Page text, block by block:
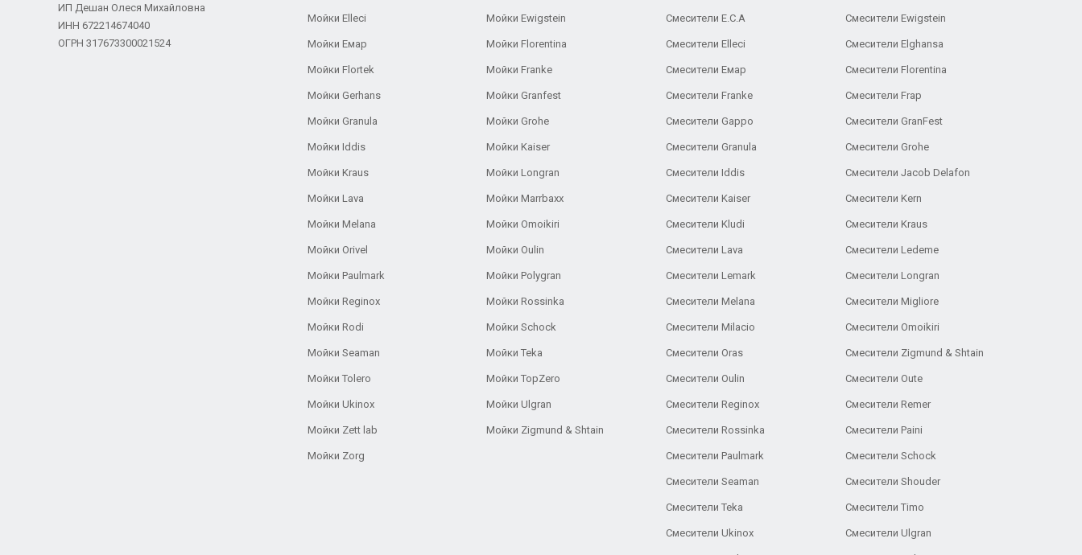
ИП Дешан Олеся Михайловна
ИНН 672214674040
ОГРН 317673300021524
Мойки Elleci Мойки Ewigstein
Мойки Емар Мойки Florentina
Мойки Flortek Мойки Franke
Мойки Gerhans Мойки Granfest
Мойки Granula Мойки Grohe
Мойки Iddis Мойки Kaiser
Мойки Kraus Мойки Longran
Мойки Lava Мойки Marrbaxx
Мойки Melana Мойки Omoikiri
Мойки Orivel Мойки Oulin
Мойки Paulmark Мойки Polygran
Мойки Reginox Мойки Rossinka
Мойки Rodi Мойки Schock
Мойки Seaman Мойки Teka
Мойки Tolero Мойки TopZero
Мойки Ukinox Мойки Ulgran
Мойки Zett lab Мойки Zigmund & Shtain
Мойки Zorg
Смесители E.C.A Cмесители Ewigstein
Смесители Elleci Смесители Elghansa
Смесители Емар Смесители Florentina
Смесители Franke Смесители Frap
Смесители Gappo Смесители GranFest
Смесители Granula Смесители Grohe
Смесители Iddis Смесители Jacob Delafon
Смесители Kaiser Смесители Kern
Смесители Kludi Смесители Kraus
Смесители Lava Смесители Ledeme
Смесители Lemark Смесители Longran
Смесители Melana Смесители Migliore
Смесители Milacio Смесители Omoikiri
Смесители Oras Смесители Zigmund & Shtain
Смесители Oulin Смесители Oute
Смесители Reginox Смесители Remer
Смесители Rossinka Смесители Paini
Смесители Paulmark Смесители Schock
Смесители Seaman Смесители Shouder
Смесители Teka Смесители Timo
Смесители Ukinox Смесители Ulgran